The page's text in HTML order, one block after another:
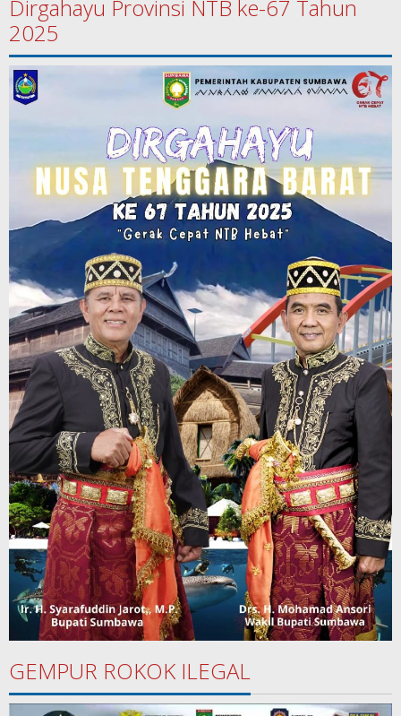
Dirgahayu Provinsi NTB ke-67 Tahun
2025
GEMPUR ROKOK ILEGAL